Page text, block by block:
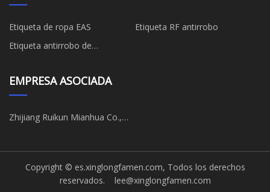
Etiqueta de ropa EAS
Etiqueta RF antirrobo
Etiqueta antirrobo de
EMPRESA ASOCIADA
Zhijiang Ruikun Mianhua Co.,
Copyright © es.xinglongfamen.com, Todos los derechos
reservados. lee@xinglongfamen.com